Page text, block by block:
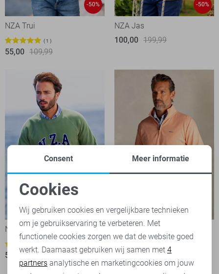
-50%
NZA Trui
1
55,00 109,99
-50%
NZA Jas
100,00 199,99
-50%
NZA sweater
50,00 99,99
Noodzakelijke cookies
Personalisatie cookies
Analytische cookies
Consent Meer informatie
Cookies
Wij gebruiken cookies en vergelijkbare technieken
om je gebruikservaring te verbeteren. Met
functionele cookies zorgen we dat de website goed
werkt. Daarnaast gebruiken wij samen met 4
partners analytische en marketingcookies om jouw